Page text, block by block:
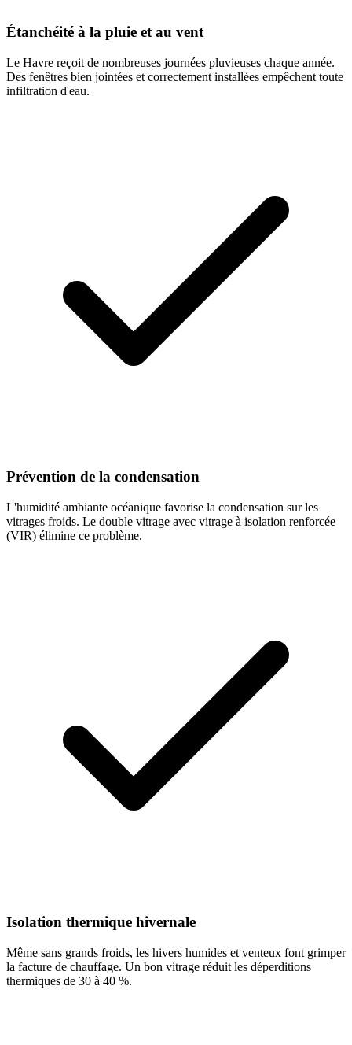
Étanchéité à la pluie et au vent
Le Havre reçoit de nombreuses journées pluvieuses chaque année.
Des fenêtres bien jointées et correctement installées empêchent toute
infiltration d'eau.
Prévention de la condensation
L'humidité ambiante océanique favorise la condensation sur les
vitrages froids. Le double vitrage avec vitrage à isolation renforcée
(VIR) élimine ce problème.
Isolation thermique hivernale
Même sans grands froids, les hivers humides et venteux font grimper
la facture de chauffage. Un bon vitrage réduit les déperditions
thermiques de 30 à 40 %.